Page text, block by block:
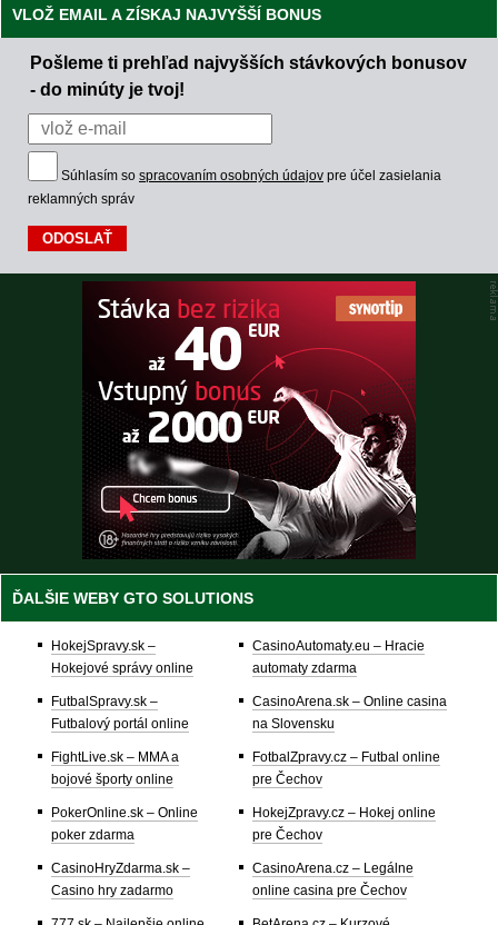
VLOŽ EMAIL A ZÍSKAJ NAJVYŠŠÍ BONUS
Pošleme ti prehľad najvyšších stávkových bonusov
- do minúty je tvoj!
Súhlasím so spracovaním osobných údajov pre účel zasielania
reklamných správ
ĎALŠIE WEBY GTO SOLUTIONS
HokejSpravy.sk –
Hokejové správy online
FutbalSpravy.sk –
Futbalový portál online
FightLive.sk – MMA a
bojové športy online
PokerOnline.sk – Online
poker zdarma
CasinoHryZdarma.sk –
Casino hry zadarmo
CasinoAutomaty.eu – Hracie
automaty zdarma
CasinoArena.sk – Online casina
na Slovensku
FotbalZpravy.cz – Futbal online
pre Čechov
HokejZpravy.cz – Hokej online
pre Čechov
CasinoArena.cz – Legálne
online casina pre Čechov